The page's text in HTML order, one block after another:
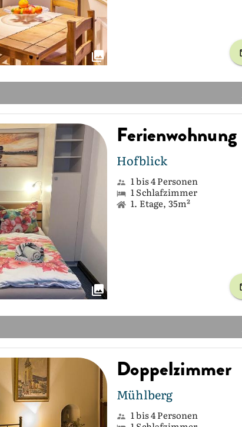
Ferienwohnung
Hofblick
1 bis 4 Personen
1 Schlafzimmer
1. Etage, 35m²
Doppelzimmer
Mühlberg
1 bis 4 Personen